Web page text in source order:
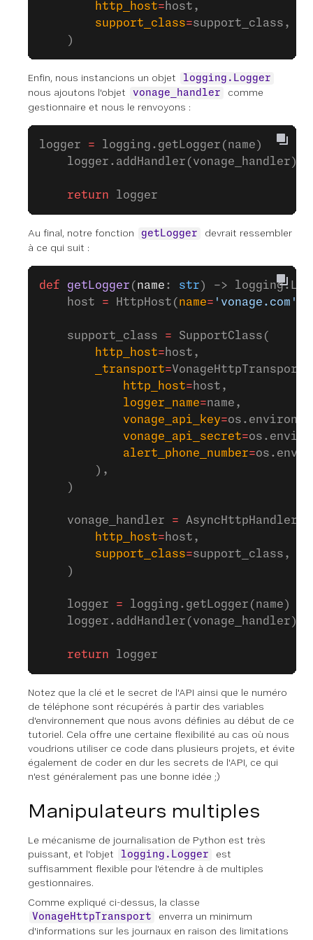
        http_host
= host,
        support_class
=support_class,
    )
Enfin, nous instancions un objet logging.Logger
nous ajoutons l'objet vonage_handler
comme
gestionnaire et nous le renvoyons :
logger = logging.getLogger(name)
    logger.addHandler(vonage_handler)
    return
logger
Au final, notre fonction getLogger
devrait ressembler
à ce qui suit :
def getLogger ( name : str ) ->
    host
= HttpHost( name= 'vonage.com'
    support_class
= SupportClass(
        http_host
= host,
        _transport
=VonageHttpTransport(
            http_host
= host,
            logger_name
=name,
            vonage_api_key
=
            vonage_api_secret
=
            alert_phone_number
=
        ),
    )
    vonage_handler
= AsyncHttpHandler(
        http_host
= host,
        support_class
=support_class,
    )
    logger
= logging.getLogger(name)
    logger.addHandler(vonage_handler)
    return
logger
Notez que la clé et le secret de l'API ainsi que le numéro
de téléphone sont récupérés à partir des variables
d'environnement que nous avons définies au début de ce
tutoriel. Cela offre une certaine flexibilité au cas où nous
voudrions utiliser ce code dans plusieurs projets, et évite
également de coder en dur les secrets de l'API, ce qui
n'est généralement pas une bonne idée ;)
Manipulateurs multiples
Le mécanisme de journalisation de Python est très
puissant, et l'objet
logging.Logger
est
suffisamment flexible pour l'étendre à de multiples
gestionnaires.
Comme expliqué ci-dessus, la classe
VonageHttpTransport
enverra un minimum
d'informations sur les journaux en raison des limitations